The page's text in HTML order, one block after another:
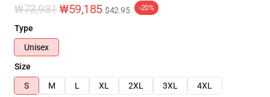
₩73,981 ₩59,185 $42.95 -20%
Type
Unisex
Size
S
M L XL 2XL 3XL
4XL